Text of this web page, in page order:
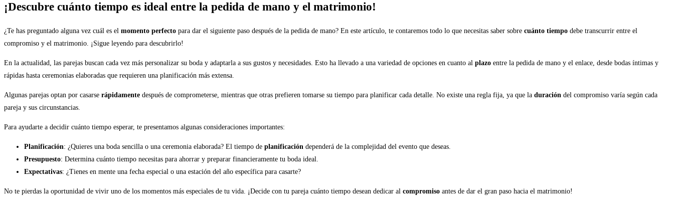
¡Descubre cuánto tiempo es ideal entre la pedida de mano y el matrimonio!
¿Te has preguntado alguna vez cuál es el momento perfecto para dar el siguiente paso después de la pedida de mano? En este artículo, te contaremos todo lo que necesitas saber sobre cuánto tiempo debe transcurrir entre el
compromiso y el matrimonio. ¡Sigue leyendo para descubrirlo!
En la actualidad, las parejas buscan cada vez más personalizar su boda y adaptarla a sus gustos y necesidades. Esto ha llevado a una variedad de opciones en cuanto al plazo entre la pedida de mano y el enlace, desde bodas íntimas y
rápidas hasta ceremonias elaboradas que requieren una planificación más extensa.
Algunas parejas optan por casarse rápidamente después de comprometerse, mientras que otras prefieren tomarse su tiempo para planificar cada detalle. No existe una regla fija, ya que la duración del compromiso varía según cada
pareja y sus circunstancias.
Para ayudarte a decidir cuánto tiempo esperar, te presentamos algunas consideraciones importantes:
Planificación: ¿Quieres una boda sencilla o una ceremonia elaborada? El tiempo de planificación dependerá de la complejidad del evento que deseas.
Presupuesto: Determina cuánto tiempo necesitas para ahorrar y preparar financieramente tu boda ideal.
Expectativas: ¿Tienes en mente una fecha especial o una estación del año específica para casarte?
No te pierdas la oportunidad de vivir uno de los momentos más especiales de tu vida. ¡Decide con tu pareja cuánto tiempo desean dedicar al compromiso antes de dar el gran paso hacia el matrimonio!